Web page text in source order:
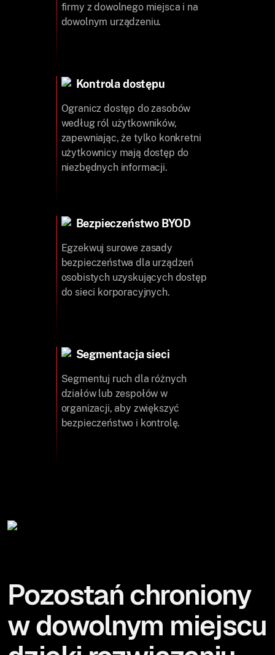
firmy z dowolnego miejsca i na
dowolnym urządzeniu.
Kontrola dostępu
Ogranicz dostęp do zasobów
według ról użytkowników,
zapewniając, że tylko konkretni
użytkownicy mają dostęp do
niezbędnych informacji.
Bezpieczeństwo BYOD
Egzekwuj surowe zasady
bezpieczeństwa dla urządzeń
osobistych uzyskujących dostęp
do sieci korporacyjnych.
Segmentacja sieci
Segmentuj ruch dla różnych
działów lub zespołów w
organizacji, aby zwiększyć
bezpieczeństwo i kontrolę.
Pozostań chroniony
w dowolnym miejscu